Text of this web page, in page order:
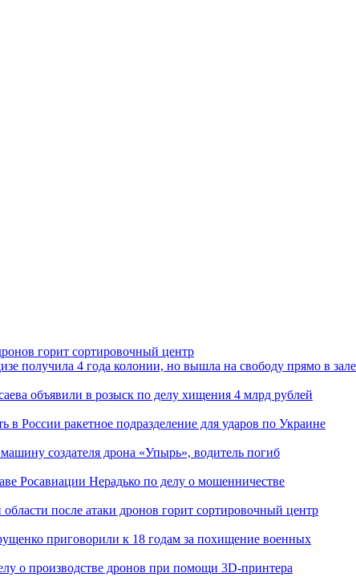
горит сортировочный центр
получила 4 года колонии, но вышла на свободу прямо в зале
объявили в розыск по делу хищения 4 млрд рублей
в России ракетное подразделение для ударов по Украине
создателя дрона «Упырь», водитель погиб
Росавиации Нерадько по делу о мошенничестве
после атаки дронов горит сортировочный центр
приговорили к 18 годам за похищение военных
о производстве дронов при помощи 3D‑принтера